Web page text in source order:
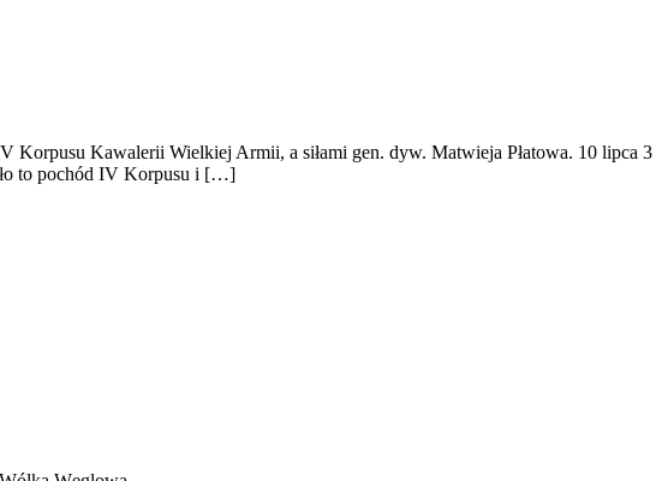
Korpusu Kawalerii Wielkiej Armii, a siłami gen. dyw. Matwieja Płatowa. 10 lipca 3
to pochód IV Korpusu i […]